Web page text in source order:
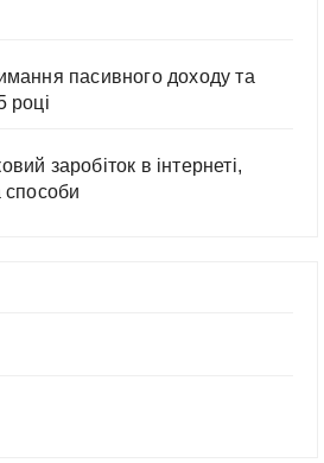
пасивного доходу та
році
заробіток в інтернеті,
способи